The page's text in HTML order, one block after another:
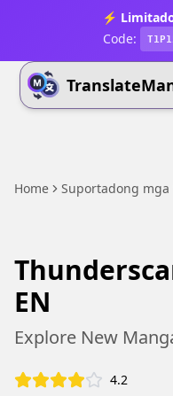
⚡
Code:
Home Suportadong
EN
Explore New
4.2